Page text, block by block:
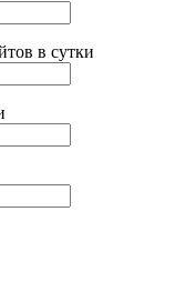
в сутки